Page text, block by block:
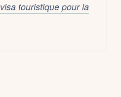
visa touristique pour la